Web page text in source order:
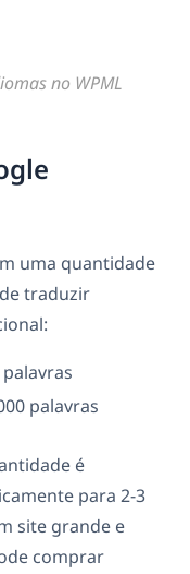
no WPML
uma quantidade
traduzir
palavras
palavras
é
para 2-3
site grande e
comprar